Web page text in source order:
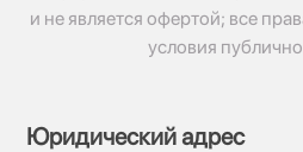
и не является офертой; все
условия
Юридический адрес